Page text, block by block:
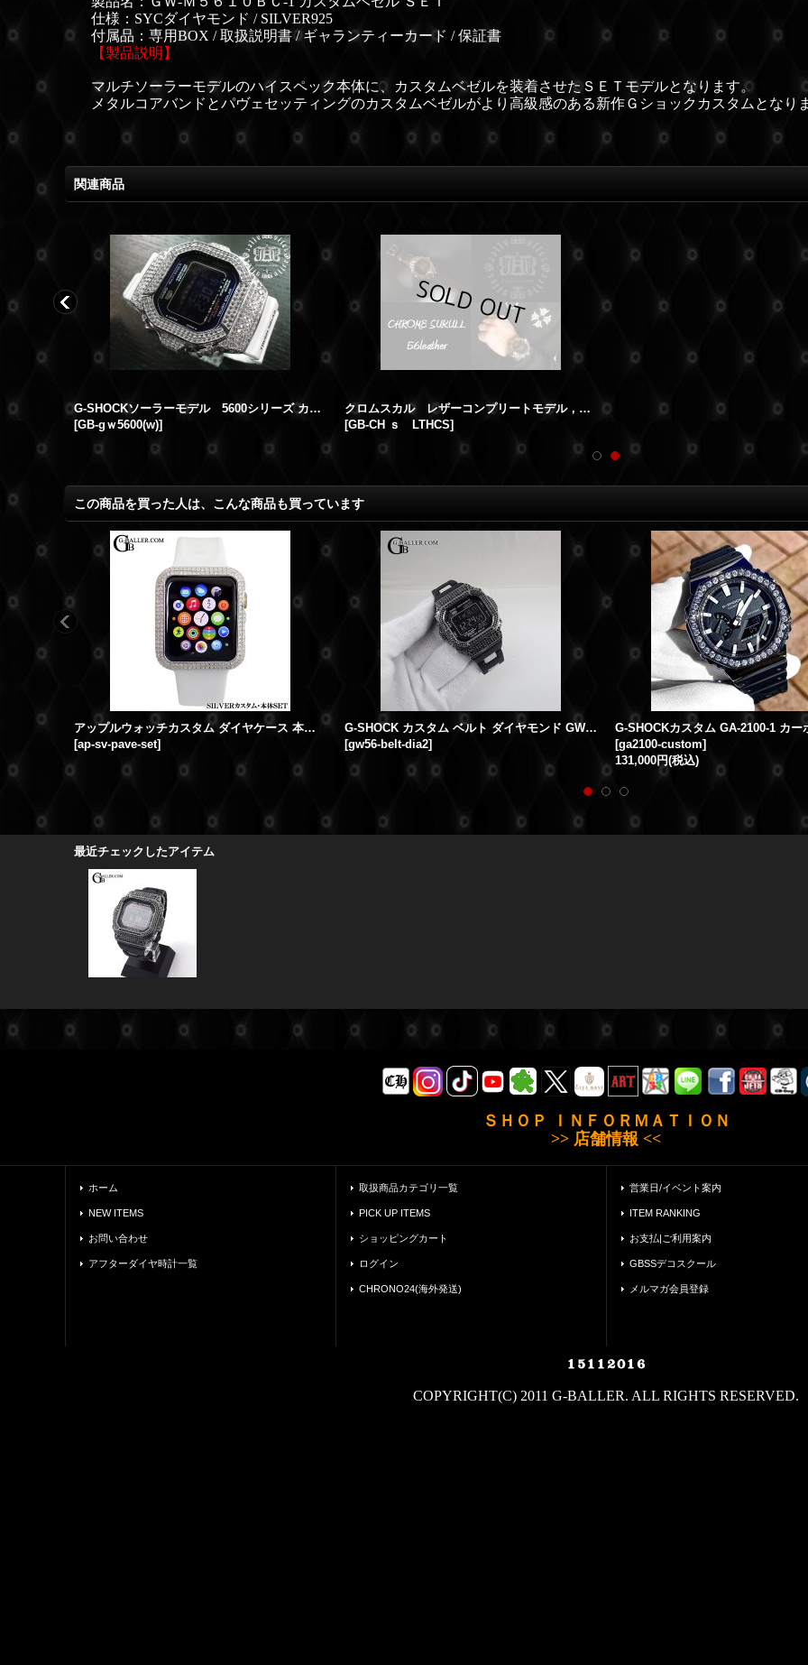
仕様：SYCダイヤモンド / SILVER925
付属品：専用BOX / 取扱説明書 / ギャランティーカード / 保証書
【製品説明】
マルチソーラーモデルのハイスペック本体に、カスタムベゼルを装着させたＳＥＴモデルとなります。
メタルコアバンドとパヴェセッティングのカスタムベゼルがより高級感のある新作Ｇショックカスタムとなり
関連商品
ゼル
G-SHOCKソーラーモデル 5600シリーズ カスタム サーファー 人気商品 オシャレ時計 津波感知 波予想 ダイバーズ
[GB-gｗ5600(w)]
クロムスカル レザーコンプリートモデル，Silver925カスタム DW5600Series
[GB-CH ｓ LTHCS]
この商品を買った人は、こんな商品も買っています
アップルウォッチカスタム ダイヤケース 本体SET Series3
[ap-sv-pave-set]
G-SHOCK カスタム ベルト ダイヤモンド GW-M5610BC-1
[gw56-belt-dia2] [ga2100-custom]
131,000円(税込)
最近チェックしたアイテム
ＳＨＯＰ ＩＮＦＯＲＭＡＴＩＯＮ
>> 店舗情報 <<
ホーム
NEW ITEMS
お問い合わせ
アフターダイヤ時計一覧
取扱商品カテゴリ一覧
PICK UP ITEMS
ショッピングカート
ログイン
CHRONO24(海外発送)
営業日/イベント案内
ITEM RANKING
お支払|ご利用案内
GBSSデコスクール
メルマガ会員登録
COPYRIGHT(C) 2011 G-BALLER. ALL RIGHTS RESERVED.